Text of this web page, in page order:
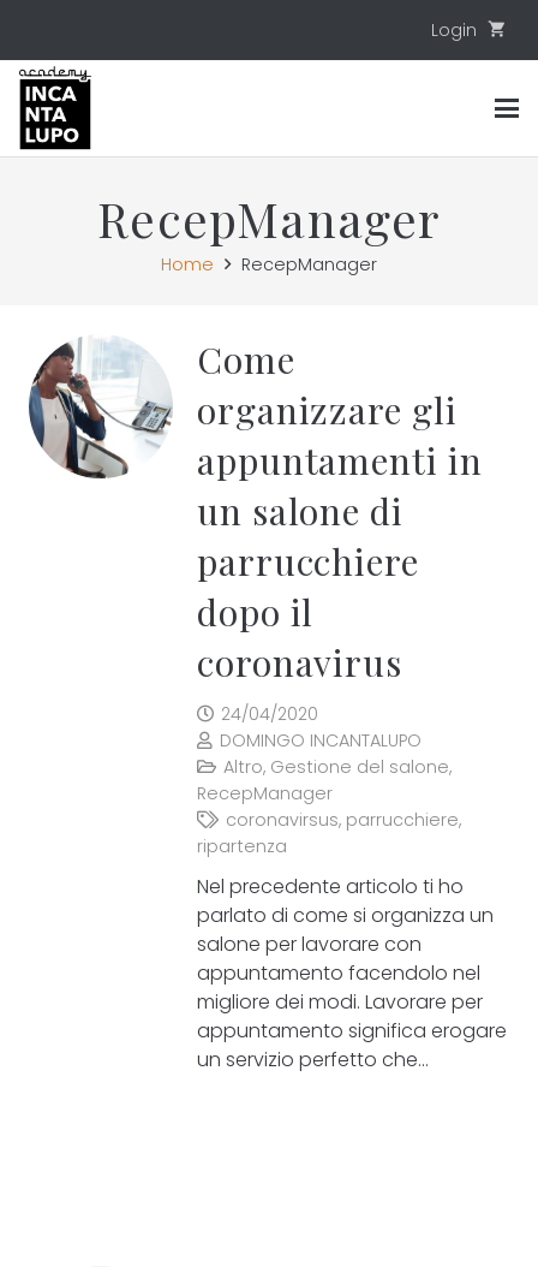
Login shopping_cart
RecepManager
Home RecepManager
Come
organizzare gli
appuntamenti in
un salone di
parrucchiere
dopo il
coronavirus
24/04/2020
DOMINGO INCANTALUPO
Altro, Gestione del salone,
RecepManager
coronavirsus, parrucchiere,
ripartenza
Nel precedente articolo ti ho
parlato di come si organizza un
salone per lavorare con
appuntamento facendolo nel
migliore dei modi. Lavorare per
appuntamento significa erogare
un servizio perfetto che…